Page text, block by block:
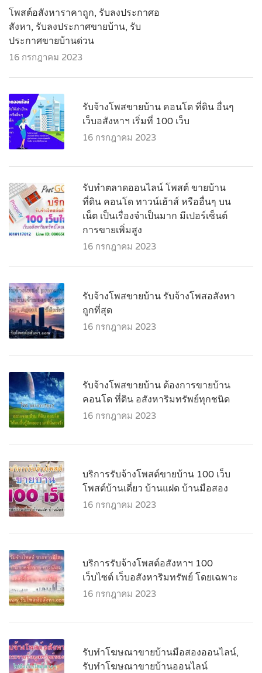
โพสต์อสังหาราคาถูก, รับลงประกาศอ
สังหา, รับลงประกาศขายบ้าน, รับ
ประกาศขายบ้านด่วน
16 กรกฎาคม 2023
รับจ้างโพสขายบ้าน คอนโด ที่ดิน อื่นๆ
เว็บอสังหาฯ เริ่มที่ 100 เว็บ
16 กรกฎาคม 2023
รับทำตลาดออนไลน์ โพสต์ ขายบ้าน
ที่ดิน คอนโด ทาวน์เฮ้าส์ หรืออื่นๆ บน
เน็ต เป็นเรื่องจำเป็นมาก มีเปอร์เซ็นต์
การขายเพิ่มสูง
16 กรกฎาคม 2023
รับจ้างโพสขายบ้าน รับจ้างโพสอสังหา
ถูกที่สุด
16 กรกฎาคม 2023
รับจ้างโพสขายบ้าน ต้องการขายบ้าน
คอนโด ที่ดิน อสังหาริมทรัพย์ทุกชนิด
16 กรกฎาคม 2023
บริการรับจ้างโพสต์ขายบ้าน 100 เว็บ
โพสต์บ้านเดี่ยว บ้านแฝด บ้านมือสอง
16 กรกฎาคม 2023
บริการรับจ้างโพสต์อสังหาฯ 100
เว็บไซต์ เว็บอสังหาริมทรัพย์ โดยเฉพาะ
16 กรกฎาคม 2023
รับทำโฆษณาขายบ้านมือสองออนไลน์,
รับทำโฆษณาขายบ้านออนไลน์